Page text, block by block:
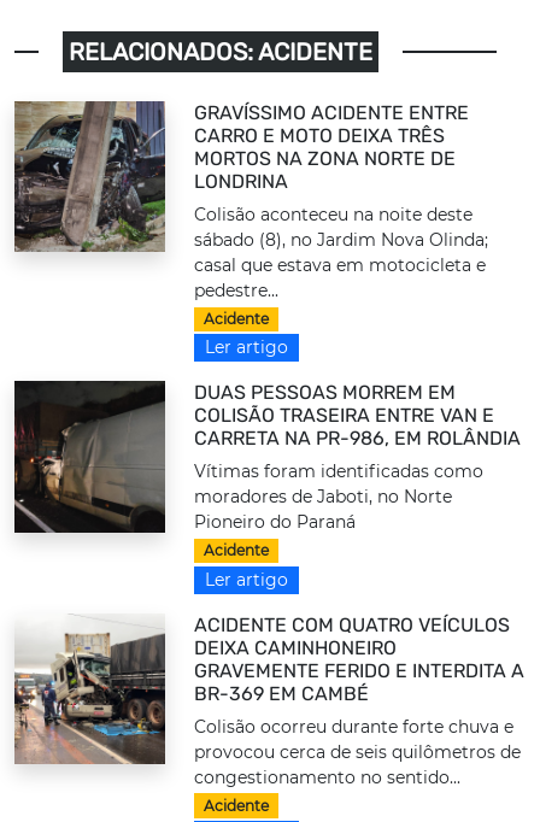
RELACIONADOS: ACIDENTE
GRAVÍSSIMO ACIDENTE ENTRE
CARRO E MOTO DEIXA TRÊS
MORTOS NA ZONA NORTE DE
LONDRINA
Colisão aconteceu na noite deste
sábado (8), no Jardim Nova Olinda;
casal que estava em motocicleta e
pedestre...
Acidente
Ler artigo
DUAS PESSOAS MORREM EM
COLISÃO TRASEIRA ENTRE VAN E
CARRETA NA PR-986, EM ROLÂNDIA
Vítimas foram identificadas como
moradores de Jaboti, no Norte
Pioneiro do Paraná
Acidente
Ler artigo
ACIDENTE COM QUATRO VEÍCULOS
DEIXA CAMINHONEIRO
GRAVEMENTE FERIDO E INTERDITA A
BR-369 EM CAMBÉ
Colisão ocorreu durante forte chuva e
provocou cerca de seis quilômetros de
congestionamento no sentido...
Acidente